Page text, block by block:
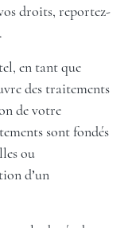
droits, reportez-
en tant que
des traitements
de votre
sont fondés
ou
d’un